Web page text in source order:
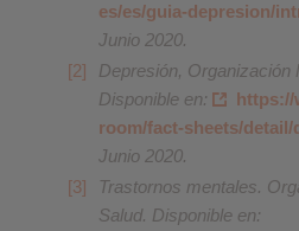
es/es/guia-depresion/
Junio 2020.
Depresión, Organización
Disponible en:
https://
room/fact-sheets/detail/
Junio 2020.
Trastornos mentales.
Salud. Disponible en: